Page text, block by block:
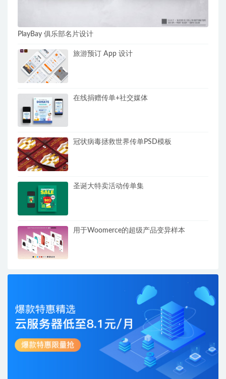
PlayBay 俱乐部名片设计
旅游预订 App 设计
在线捐赠传单+社交媒体
冠状病毒拯救世界传单PSD模板
圣诞大特卖活动传单集
用于Woomerce的超级产品变异样本